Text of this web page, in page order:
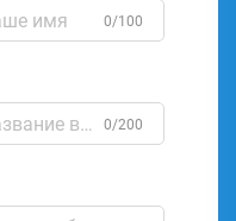
0/100
0/200